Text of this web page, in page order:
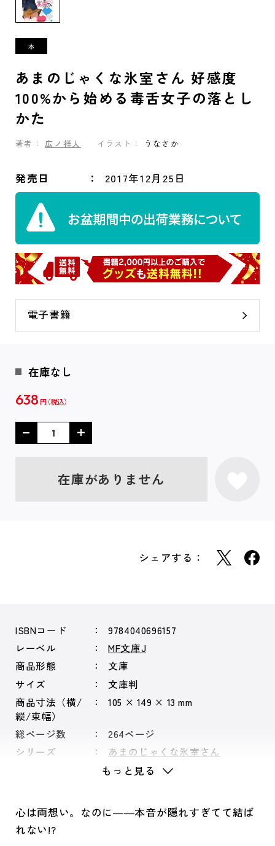
あまのじゃくな氷室さん 好感度
100%から始める毒舌女子の落とし
かた
著者： 広ノ祥人 イラスト： うなさか
発売日 2017年12月25日
電子書籍
在庫なし
638 円
在庫がありません
シェアする：
ISBNコード
9784040696157
レーベル
MF文庫J
商品形態
文庫
サイズ
文庫判
商品寸法（横/
縦/束幅）
105 × 149 × 13 mm
総ページ数
264ページ
シリーズ
あまのじゃくな氷室さん
もっと見る
心は両想い。なのに――本音が隠れすぎてて結ば
れない!?